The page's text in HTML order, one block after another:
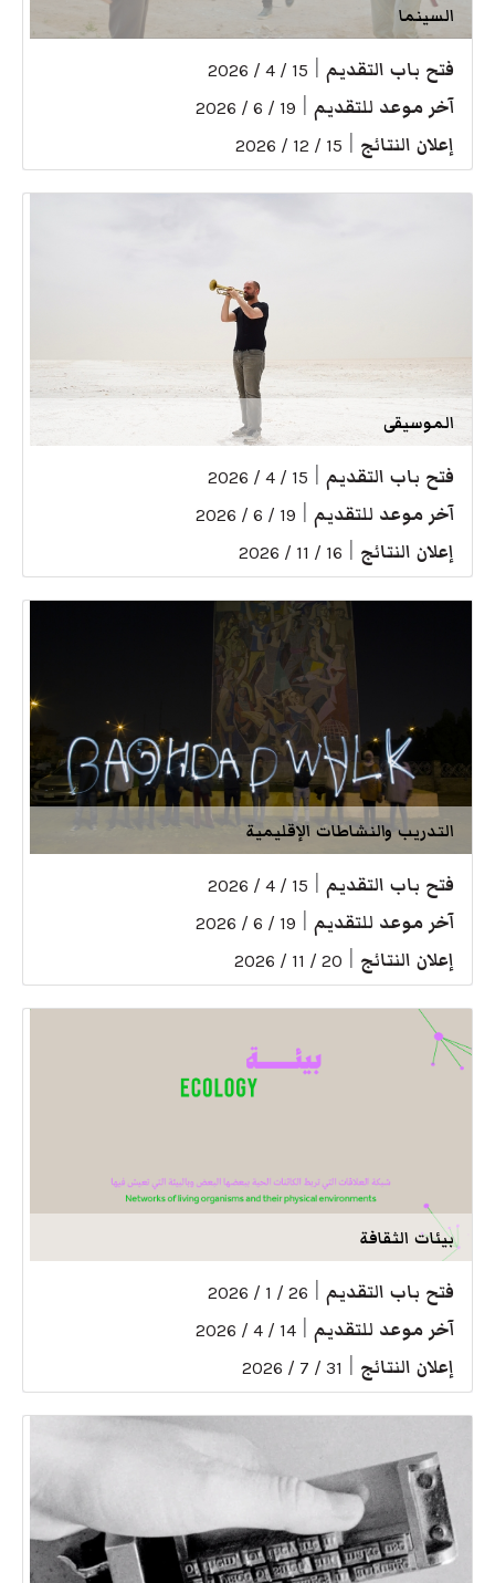
السينما
فتح باب التقديم 15 / 4 / 2026
آخر موعد للتقديم 19 / 6 / 2026
إعلان النتائج 15 / 12 / 2026
الموسيقى
فتح باب التقديم 15 / 4 / 2026
آخر موعد للتقديم 19 / 6 / 2026
إعلان النتائج 16 / 11 / 2026
التدريب والنشاطات الإقليمية
فتح باب التقديم 15 / 4 / 2026
آخر موعد للتقديم 19 / 6 / 2026
إعلان النتائج 20 / 11 / 2026
بيئات الثقافة
فتح باب التقديم 26 / 1 / 2026
آخر موعد للتقديم 14 / 4 / 2026
إعلان النتائج 31 / 7 / 2026